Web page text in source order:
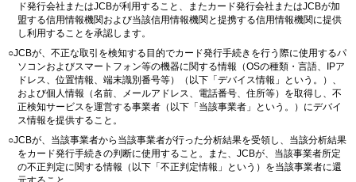
ド発行会社またはJCBが利用すること、またカード発行会社またはJCBが加
盟する信用情報機関および当該信用情報機関と提携する信用情報機関に提供
し利用することを承認します。
○JCBが、不正な取引を検知する目的でカード発行手続きを行う際に使用するパ
ソコンおよびスマートフォン等の機器に関する情報（OSの種類・言語、IPア
ドレス、位置情報、端末識別番号等）（以下「デバイス情報」という。）、
および個人情報（名前、メールアドレス、電話番号、住所等）を取得し、不
正検知サービスを運営する事業者（以下「当該事業者」という。）にデバイ
ス情報を提供すること。
○JCBが、当該事業者から当該事業者が行った分析結果を受領し、当該分析結果
をカード発行手続きの判断に使用すること。また、JCBが、当該事業者所定
の不正判定に関する情報（以下「不正判定情報」という）を当該事業者に還